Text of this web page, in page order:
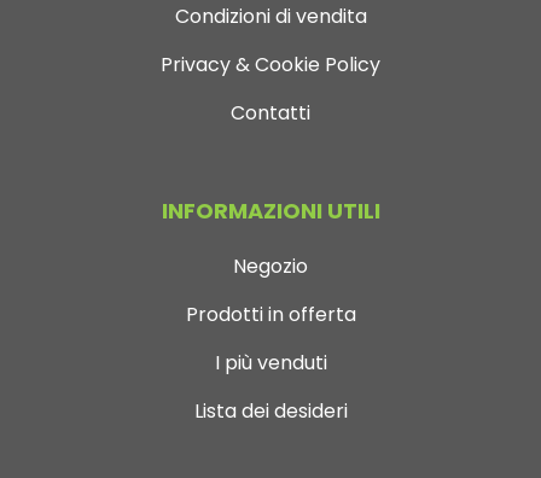
Condizioni di vendita
Privacy & Cookie Policy
Contatti
INFORMAZIONI UTILI
Negozio
Prodotti in offerta
I più venduti
Lista dei desideri